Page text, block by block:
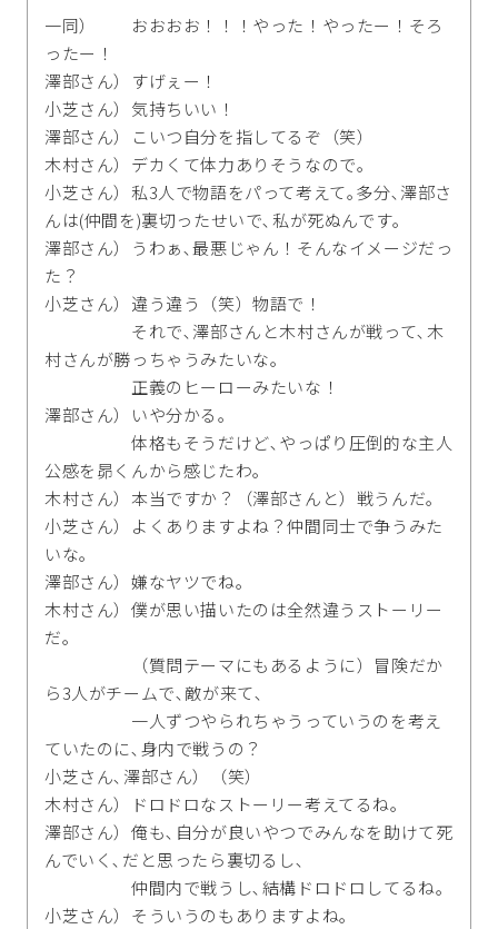
一同） おおおお！！！やった！やったー！そろ
ったー！
澤部さん）すげぇー！
小芝さん）気持ちいい！
澤部さん）こいつ自分を指してるぞ（笑）
木村さん）デカくて体力ありそうなので｡
小芝さん）私3人で物語をパって考えて｡多分､澤部さ
んは(仲間を)裏切ったせいで､私が死ぬんです｡
澤部さん）うわぁ､最悪じゃん！そんなイメージだっ
た？
小芝さん）違う違う（笑）物語で！
それで､澤部さんと木村さんが戦って､木
村さんが勝っちゃうみたいな｡
正義のヒーローみたいな！
澤部さん）いや分かる｡
体格もそうだけど､やっぱり圧倒的な主人
公感を昴くんから感じたわ｡
木村さん）本当ですか？（澤部さんと）戦うんだ｡
小芝さん）よくありますよね？仲間同士で争うみた
いな｡
澤部さん）嫌なヤツでね｡
木村さん）僕が思い描いたのは全然違うストーリー
だ｡
（質問テーマにもあるように）冒険だか
ら3人がチームで､敵が来て､
一人ずつやられちゃうっていうのを考え
ていたのに､身内で戦うの？
小芝さん､澤部さん）（笑）
木村さん）ドロドロなストーリー考えてるね｡
澤部さん）俺も､自分が良いやつでみんなを助けて死
んでいく､だと思ったら裏切るし､
仲間内で戦うし､結構ドロドロしてるね｡
小芝さん）そういうのもありますよね｡